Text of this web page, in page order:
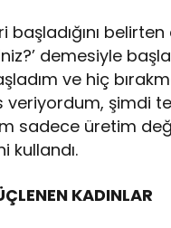
demesiyle
ve hiç
veriyordum, şimdi
sadece üretim
kullandı.
KADINLAR